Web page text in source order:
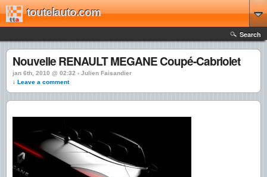
toutelauto.com
Search
Nouvelle RENAULT MEGANE Coupé-Cabriolet
jan 6th, 2010 @ 02:32 › Julien Faisandier
↓ Leave a comment